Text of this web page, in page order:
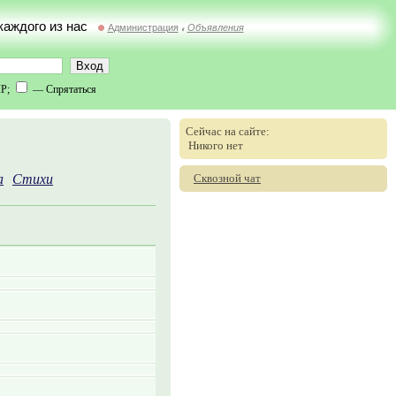
из нас Администрация // Объявления
— Спрятаться
Стихи
Сейчас на сайте:
Никого нет
Сквозной чат